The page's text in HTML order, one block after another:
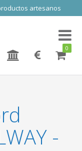
artesanos
Toggle
0
-